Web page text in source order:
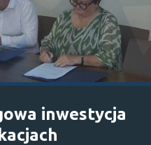
inwestycja